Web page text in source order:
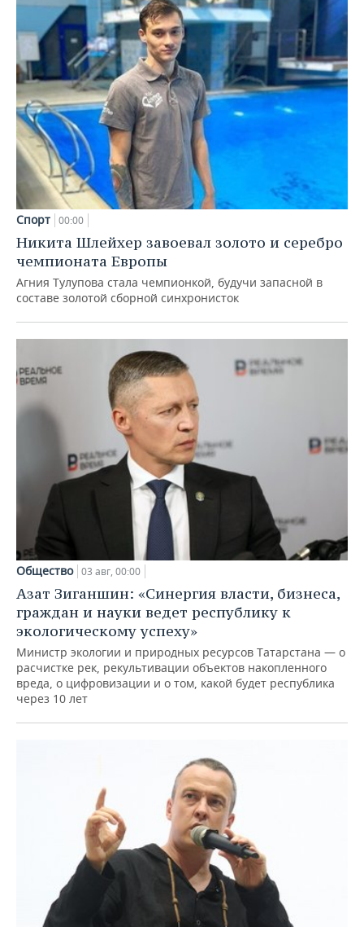
Спорт 00:00
Никита Шлейхер завоевал золото и серебро
чемпионата Европы
Агния Тулупова стала чемпионкой, будучи запасной в
составе золотой сборной синхронисток
Общество 03 авг, 00:00
Азат Зиганшин: «Синергия власти, бизнеса,
граждан и науки ведет республику к
экологическому успеху»
Министр экологии и природных ресурсов Татарстана — о
расчистке рек, рекультивации объектов накопленного
вреда, о цифровизации и о том, какой будет республика
через 10 лет